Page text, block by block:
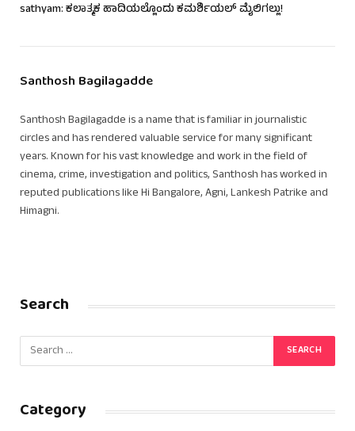
sathyam: ಕಲಾತ್ಮಕ ಹಾದಿಯಲ್ಲೊಂದು ಕಮರ್ಶಿಯಲ್ ಮೈಲಿಗಲ್ಲು!
Santhosh Bagilagadde
Santhosh Bagilagadde is a name that is familiar in journalistic
circles and has rendered valuable service for many significant
years. Known for his vast knowledge and work in the field of
cinema, crime, investigation and politics, Santhosh has worked in
reputed publications like Hi Bangalore, Agni, Lankesh Patrike and
Himagni.
Search
Category